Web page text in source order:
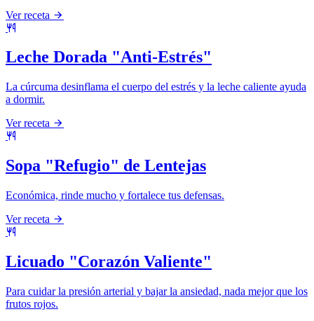
Ver receta
Leche Dorada "Anti-Estrés"
La cúrcuma desinflama el cuerpo del estrés y la leche caliente ayuda
a dormir.
Ver receta
Sopa "Refugio" de Lentejas
Económica, rinde mucho y fortalece tus defensas.
Ver receta
Licuado "Corazón Valiente"
Para cuidar la presión arterial y bajar la ansiedad, nada mejor que los
frutos rojos.